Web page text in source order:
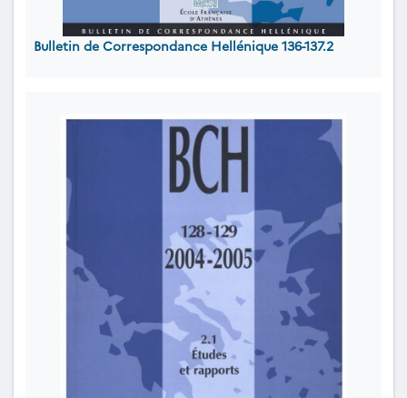
Bulletin de Correspondance Hellénique 136-137.2